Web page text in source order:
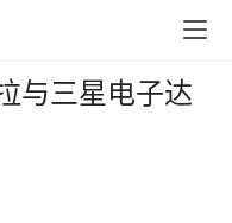
与三星电子达